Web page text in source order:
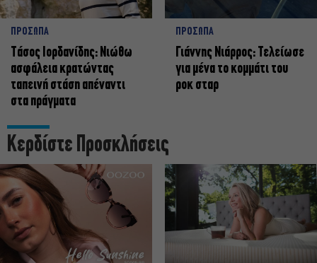
ΠΡΟΣΩΠΑ
Tάσος Ιορδανίδης: Νιώθω
ασφάλεια κρατώντας
ταπεινή στάση απέναντι
στα πράγματα
ΠΡΟΣΩΠΑ
Γιάννης Νιάρρος: Τελείωσε
για μένα το κομμάτι του
ροκ σταρ
Κερδίστε Προσκλήσεις